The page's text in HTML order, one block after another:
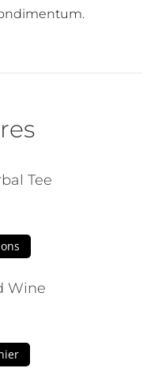
Tee
a
Wine